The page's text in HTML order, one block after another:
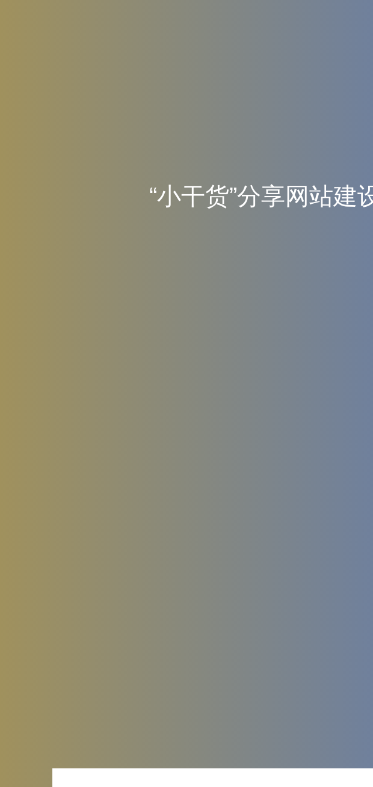
“小干货”分享网站建